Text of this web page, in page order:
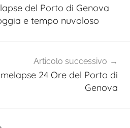
del Porto di Genova
e tempo nuvoloso
Articolo successivo
24 Ore del Porto di
Genova